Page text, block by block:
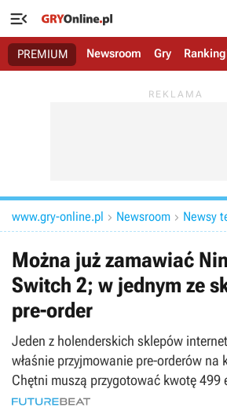

PREMIUM Newsroom Gry
www.gry-online.pl  Newsroom  Newsy
Można już zamawiać
Switch 2; w jednym ze
pre-order
Jeden z holenderskich sklepów
właśnie przyjmowanie pre-orderów na
Chętni muszą przygotować kwotę 499